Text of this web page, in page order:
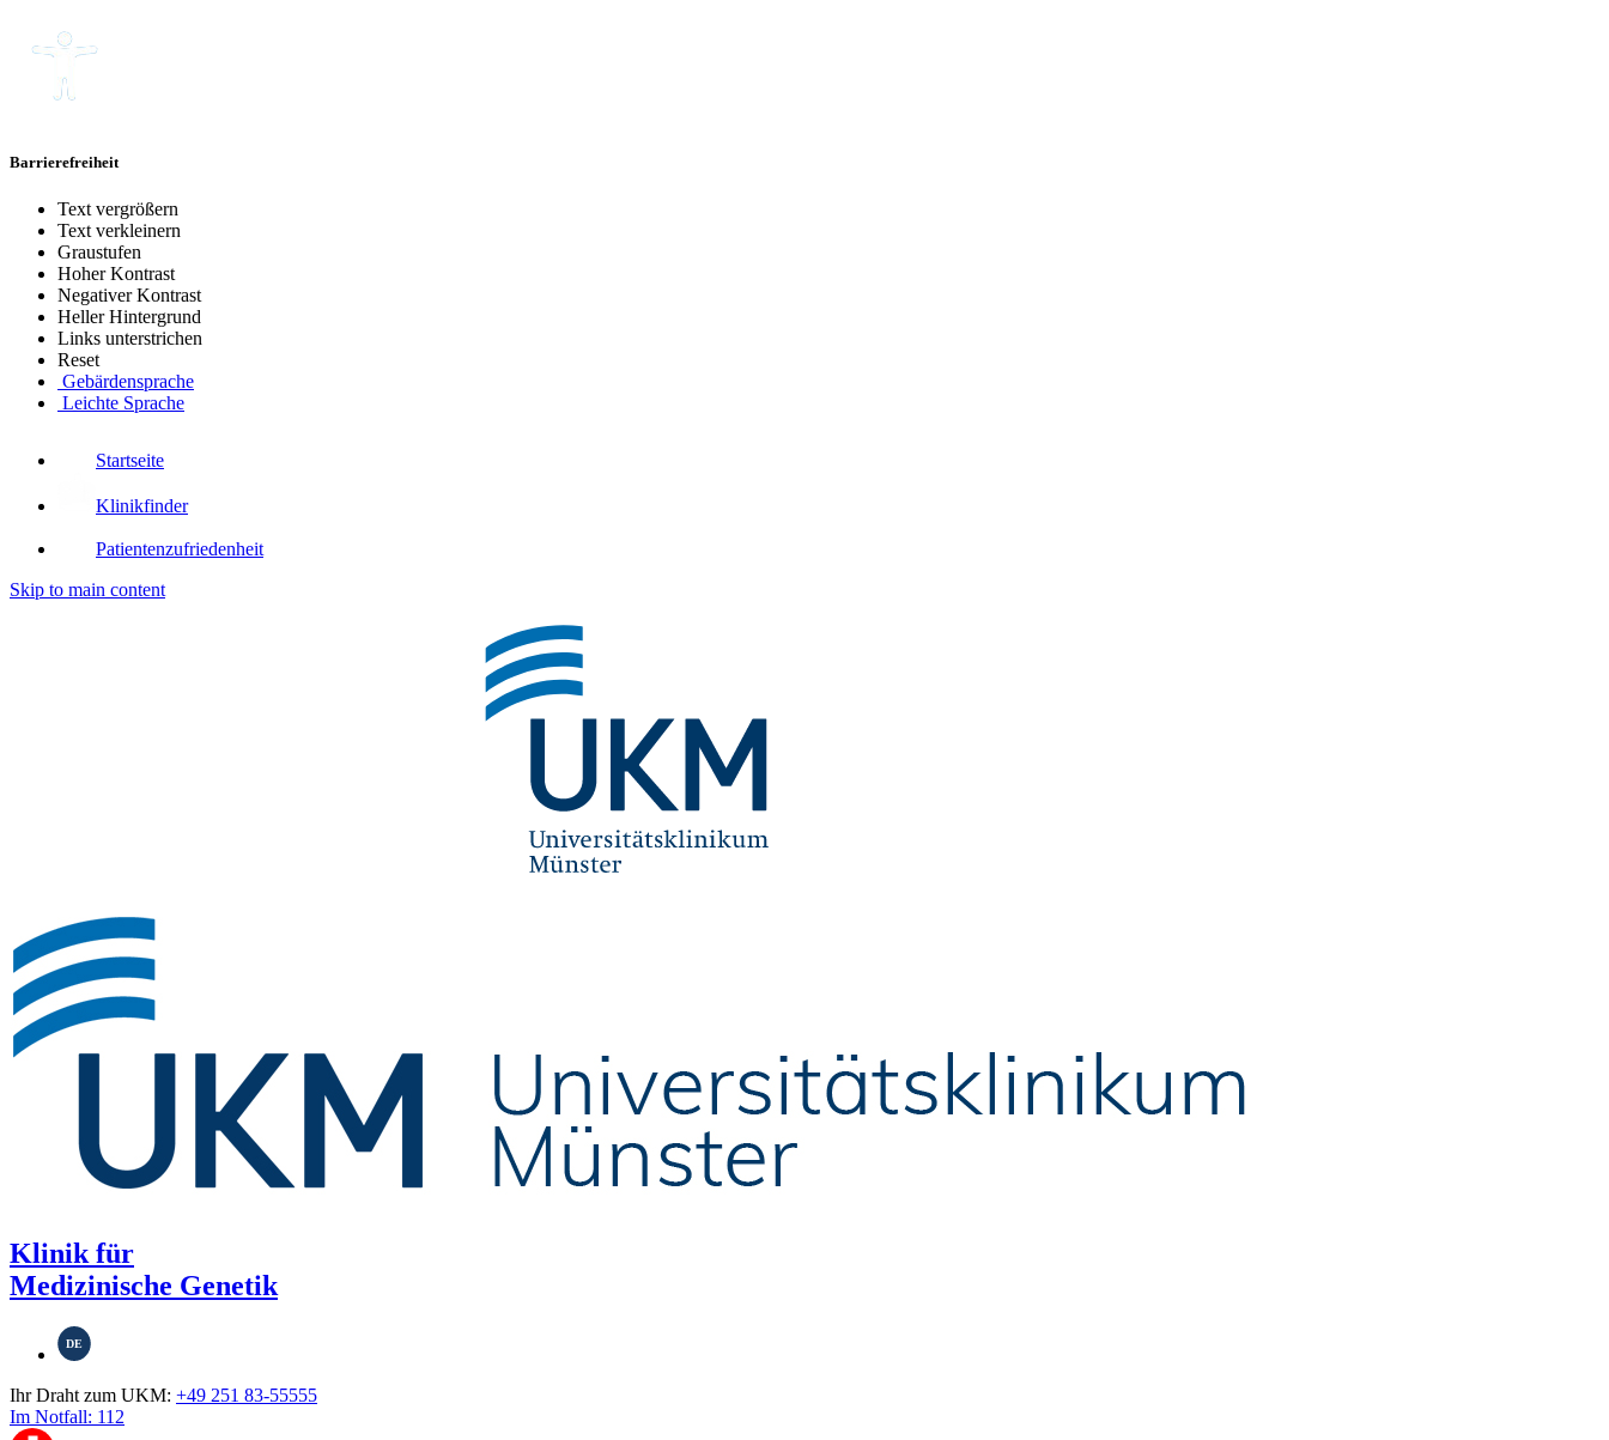
Barrierefreiheit
Text vergrößern
Text verkleinern
Graustufen
Hoher Kontrast
Negativer Kontrast
Heller Hintergrund
Links unterstrichen
Reset
Gebärdensprache
Leichte Sprache
Startseite
Klinikfinder
Patientenzufriedenheit
Skip to main content
Klinik für
Medizinische Genetik
DE
Ihr Draht zum UKM: +49 251 83-55555
Im Notfall: 112